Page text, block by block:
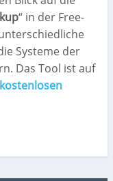
“ in der Free-
Systeme der
Das Tool ist auf
kostenlosen